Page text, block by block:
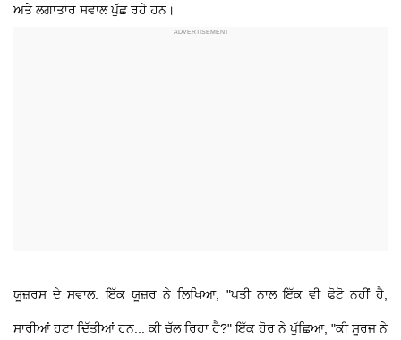
ਅਤੇ ਲਗਾਤਾਰ ਸਵਾਲ ਪੁੱਛ ਰਹੇ ਹਨ।
ਯੂਜ਼ਰਸ ਦੇ ਸਵਾਲ: ਇੱਕ ਯੂਜ਼ਰ ਨੇ ਲਿਖਿਆ, "ਪਤੀ ਨਾਲ ਇੱਕ ਵੀ ਫੋਟੋ ਨਹੀਂ ਹੈ,
ਸਾਰੀਆਂ ਹਟਾ ਦਿੱਤੀਆਂ ਹਨ... ਕੀ ਚੱਲ ਰਿਹਾ ਹੈ?" ਇੱਕ ਹੋਰ ਨੇ ਪੁੱਛਿਆ, "ਕੀ ਸੂਰਜ ਨੇ